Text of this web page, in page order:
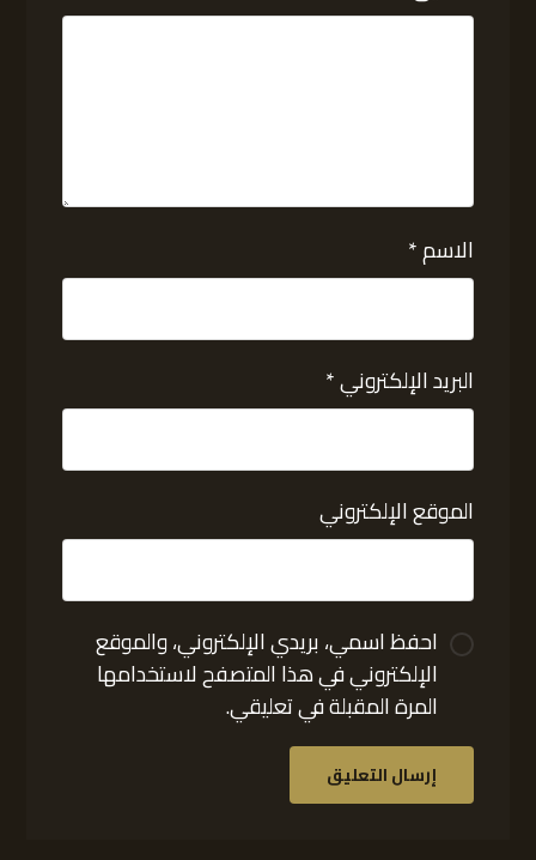
الاسم*
البريد الإلكتروني*
الموقع الإلكتروني
احفظ اسمي، بريدي الإلكتروني، والموقع
الإلكتروني في هذا المتصفح لاستخدامها
المرة المقبلة في تعليقي.